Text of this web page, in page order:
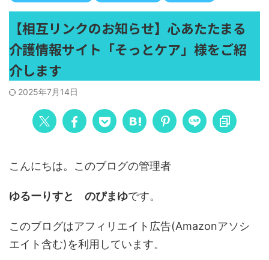
【相互リンクのお知らせ】心あたたまる
介護情報サイト「そっとケア」様をご紹
介します
2025年7月14日
こんにちは。このブログの管理者
ゆるーりすと のぴまゆです。
このブログはアフィリエイト広告(Amazonアソシ
エイト含む)を利用しています。